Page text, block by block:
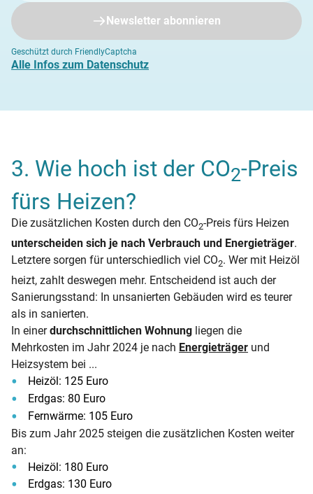
Newsletter abonnieren
Geschützt durch FriendlyCaptcha
Alle Infos zum Datenschutz
3. Wie hoch ist der CO2-Preis
fürs Heizen?
Die zusätzlichen Kosten durch den CO2-Preis fürs Heizen
unterscheiden sich je nach Verbrauch und Energieträger.
Letztere sorgen für unterschiedlich viel CO2. Wer mit Heizöl
heizt, zahlt deswegen mehr. Entscheidend ist auch der
Sanierungsstand: In unsanierten Gebäuden wird es teurer
als in sanierten.
In einerdurchschnittlichen Wohnung liegen die
Mehrkosten im Jahr 2024 je nach Energieträger und
Heizsystem bei ...
Heizöl: 125 Euro
Erdgas: 80 Euro
Fernwärme: 105 Euro
Bis zum Jahr 2025 steigen die zusätzlichen Kosten weiter
an:
Heizöl: 180 Euro
Erdgas: 130 Euro